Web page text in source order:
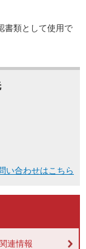
書類として使用で
い合わせはこちら
連情報